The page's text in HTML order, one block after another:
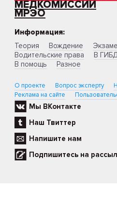
МЕДКОМИССИИ
МРЭО
Информация:
Теория
Вождение
Водительские права
В
В помощь
Разное
О проекте Вопрос эксперту
Реклама на сайте
Мы ВКонтакте
Наш Твиттер
Напишите нам
Подпишитесь на